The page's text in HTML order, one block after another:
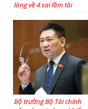
lòng về 4 sai lầm tài
cánh mà bay: Mua nhà,
nhảy việc là lỗi cơ bản
mà nhiều người vẫn
đang mắc phải
Bộ trưởng Bộ Tài chính